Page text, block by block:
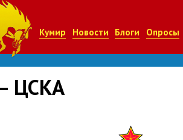
Кумир Новости Блоги Опросы
ЦСКА